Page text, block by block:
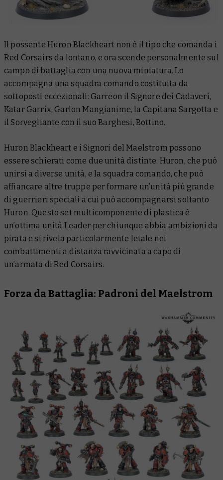
Il possente Huron Blackheart non è il tipo che comanda i
Red Corsairs da lontano, e ora scende personalmente sul
campo di battaglia con una nuova miniatura. Lo
accompagna una squadra comando costituita da
sottoposti eccezionali: Garreon il Signore dei Cadaveri,
Katar Garrix, Garlon Mangianime, la Capitana Sargotta e
il Sorvegliante con il suo Barghesi, Bottino.
Huron Blackheart e i Signori del Maelstrom possono
essere schierati come due unità distinte: Huron, che può
unirsi a diverse unità, e la squadra comando, che può
affiancare altre truppe per formare un’unità più grande
di guerrieri speciali a cui può accompagnarsi soltanto
Huron. Questo set multicomponente di plastica è
un’ottima unità Leader per chiunque abbia ambizioni da
pirata e si rivela particolarmente letale nei
combattimenti a distanza ravvicinata a capo di
un’armata di Red Corsairs.
Forza da Battaglia: Padroni del Maelstrom